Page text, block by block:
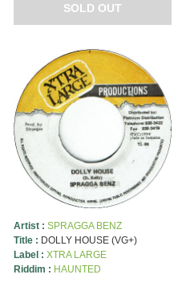
SOLD OUT
Artist : SPRAGGA BENZ
Title : DOLLY HOUSE (VG+)
Label : XTRA LARGE
Riddim : HAUNTED